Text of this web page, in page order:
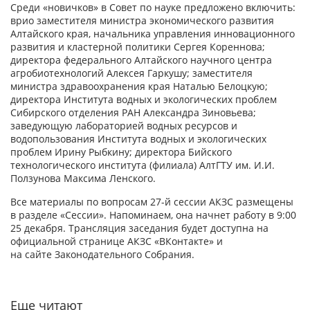
Среди «новичков» в Совет по науке предложено включить:
врио заместителя министра экономического развития
Алтайского края, начальника управления инновационного
развития и кластерной политики Сергея Кореннова;
директора федерального Алтайского научного центра
агробиотехнологий Алексея Гаркушу; заместителя
министра здравоохранения края Наталью Белоцкую;
директора Института водных и экологических проблем
Сибирского отделения РАН Александра Зиновьева;
заведующую лабораторией водных ресурсов и
водопользования Института водных и экологических
проблем Ирину Рыбкину; директора Бийского
технологического института (филиала) АлтГТУ им. И.И.
Ползунова Максима Ленского.
Все материалы по вопросам 27-й сессии АКЗС размещены
в разделе «Сессии». Напоминаем, она начнет работу в 9:00
25 декабря. Трансляция заседания будет доступна на
официальной странице АКЗС «ВКонтакте» и
на сайте Законодательного Собрания.
Еще читают